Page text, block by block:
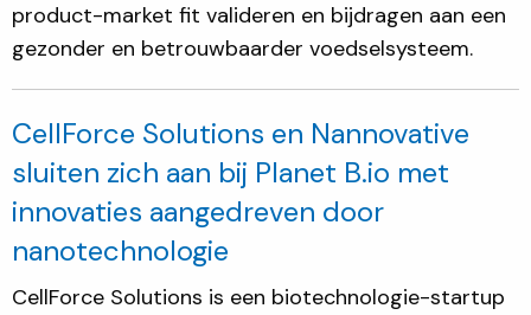
product-market fit valideren en bijdragen aan een
gezonder en betrouwbaarder voedselsysteem.
CellForce Solutions en Nannovative
sluiten zich aan bij Planet B.io met
innovaties aangedreven door
nanotechnologie
CellForce Solutions is een biotechnologie-startup